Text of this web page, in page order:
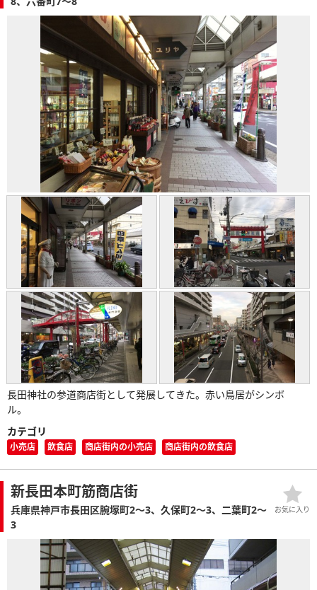
長田神社の参道商店街として発展してきた。赤い鳥居がシンボ
ル。
カテゴリ
小売店 飲食店 商店街内の小売店 商店街内の飲食店
新長田本町筋商店街
兵庫県神戸市長田区腕塚町2～3、久保町2～3、二葉町2～
3
お気に入り